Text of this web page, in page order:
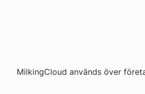
MilkingCloud används över